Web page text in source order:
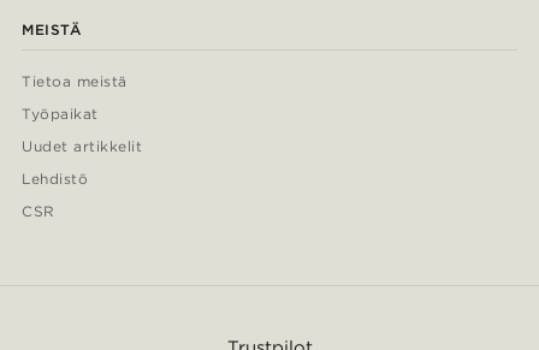
MEISTÄ
Tietoa meistä
Työpaikat
Uudet artikkelit
Lehdistö
CSR